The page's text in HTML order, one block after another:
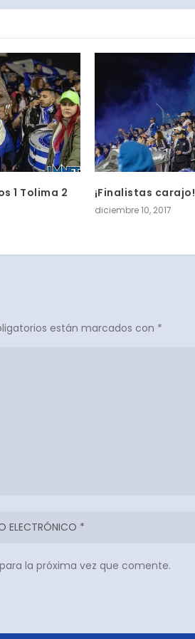
1 Tolima 2 ¡Finalistas carajo!
diciembre 10, 2017
están marcados con *
la próxima vez que comente.